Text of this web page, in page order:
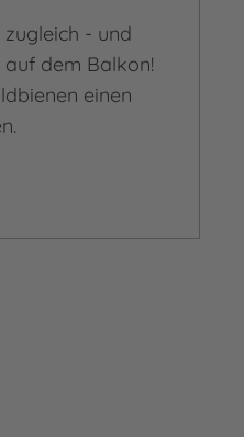
- und
dem Balkon!
einen